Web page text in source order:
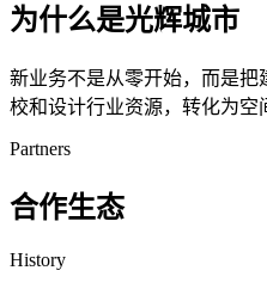
为什么是光辉城市
新业务不是从零开始，而是
校和设计行业资源，转化为空
Partners
合作生态
History